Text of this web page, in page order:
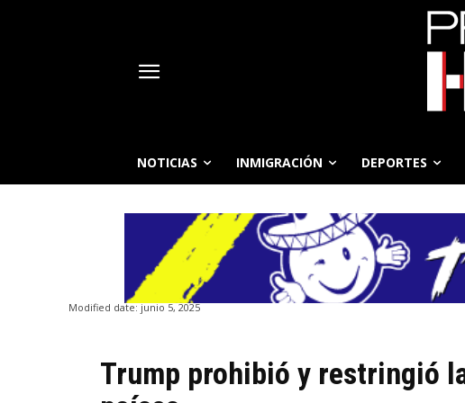
NOTICIAS INMIGRACIÓN DEPORTES
Modified date: junio 5, 2025
Trump prohibió y restringió